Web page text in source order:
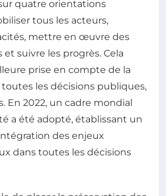
quatre orientations
tous les acteurs,
mettre en œuvre des
suivre les progrès. Cela
prise en compte de la
les décisions publiques,
En 2022, un cadre mondial
a été adopté, établissant un
des enjeux
dans toutes les décisions